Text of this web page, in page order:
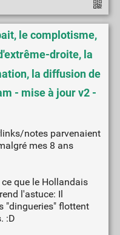
le complotisme,
droite, la
la diffusion de
- mise à jour v2 -
notes parvenaient
mes 8 ans
que le Hollandais
l'astuce: Il
"dingueries" flottent
:D